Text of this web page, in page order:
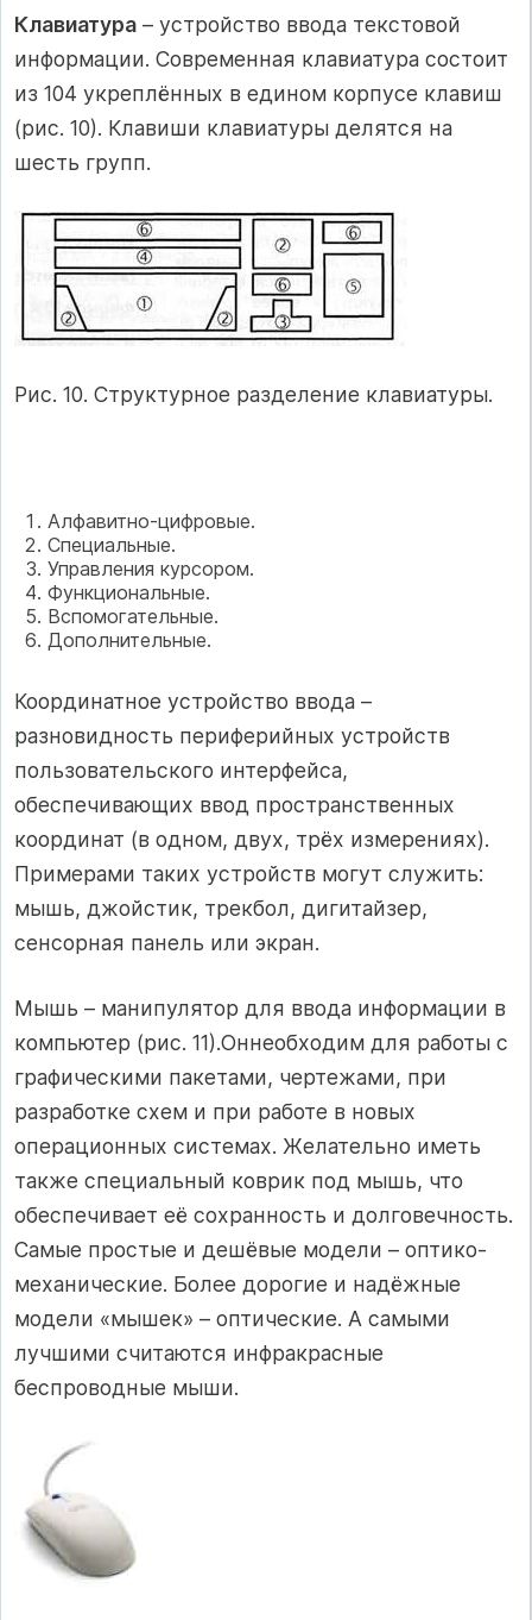
Клавиатура – устройство ввода текстовой
информации. Современная клавиатура состоит
из 104 укреплённых в едином корпусе клавиш
(рис. 10). Клавиши клавиатуры делятся на
шесть групп.
Рис. 10. Структурное разделение клавиатуры.
Алфавитно-цифровые.
Специальные.
Управления курсором.
Функциональные.
Вспомогательные.
Дополнительные.
Координатное устройство ввода –
разновидность периферийных устройств
пользовательского интерфейса,
обеспечивающих ввод пространственных
координат (в одном, двух, трёх измерениях).
Примерами таких устройств могут служить:
мышь, джойстик, трекбол, дигитайзер,
сенсорная панель или экран.
Мышь – манипулятор для ввода информации в
компьютер (рис. 11).Оннеобходим для работы с
графическими пакетами, чертежами, при
разработке схем и при работе в новых
операционных системах. Желательно иметь
также специальный коврик под мышь, что
обеспечивает её сохранность и долговечность.
Самые простые и дешёвые модели – оптико-
механические. Более дорогие и надёжные
модели «мышек» – оптические. А самыми
лучшими считаются инфракрасные
беспроводные мыши.